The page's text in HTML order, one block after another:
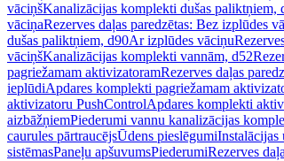
vāciņšKanalizācijas komplekti dušas paliktņiem,
vāciņaRezerves daļas paredzētas: Bez izplūdes
dušas paliktņiem, d90Ar izplūdes vāciņu
vāciņšKanalizācijas komplekti vannām, d52
pagriežamam aktivizatoramRezerves daļas
ieplūdiApdares komplekti pagriežamam
aktivizatoru PushControlApdares komplekti
aizbāžņiemPiederumi vannu kanalizācijas
caurules pārtraucējsŪdens pieslēgumiInstalācijas
sistēmasPaneļu apšuvumsPiederumiRezerves